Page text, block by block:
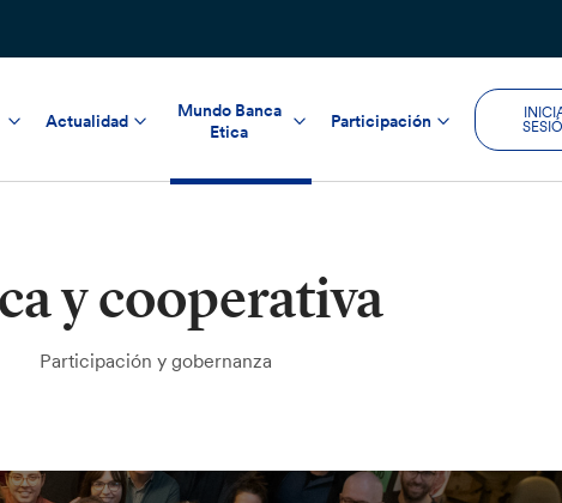
Actualidad
Mundo Banca
Etica
Participación
y cooperativa
Participación y gobernanza